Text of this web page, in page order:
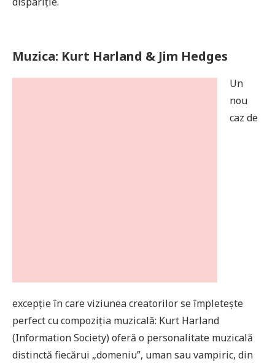
Muzica: Kurt Harland & Jim Hedges
Un
nou
caz de
excepție în care viziunea creatorilor se împletește
perfect cu compoziția muzicală: Kurt Harland
(Information Society) oferă o personalitate muzicală
distinctă fiecărui „domeniu”, uman sau vampiric, din